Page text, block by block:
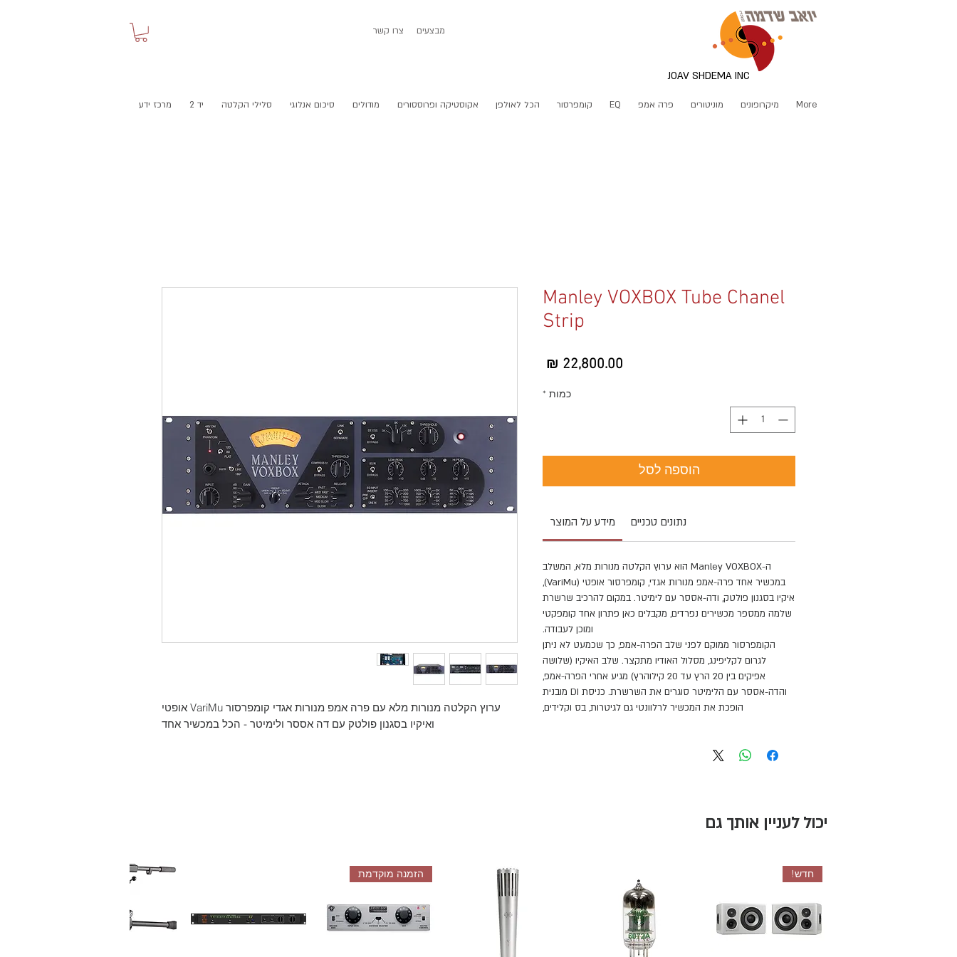
צרו קשר מבצעים
JOAV SHDEMA INC
מרכז ידע יד 2 סלילי הקלטה סיכום אנלוגי מודולים אקוסטיקה ופרוססורים הכל לאולפן קומפרסור EQ פרה אמפ מוניטורים מיקרופונים More
ערוץ הקלטה מנורות מלא עם פרה אמפ מנורות אגדי קומפרסור VariMu אופטי
ואיקיו בסגנון פולטק עם דה אססר ולימיטר - הכל במכשיר אחד
Manley VOXBOX Tube Chanel
Strip
כמות *
הוספה לסל
מידע על המוצר נתונים טכניים
ה-Manley VOXBOX הוא ערוץ הקלטה מנורות מלא, המשלב
במכשיר אחד פרה-אמפ מנורות אגדי, קומפרסור אופטי (VariMu),
איקיו בסגנון פולטק, ודה-אססר עם לימיטר. במקום להרכיב שרשרת
שלמה ממספר מכשירים נפרדים, מקבלים כאן פתרון אחד קומפקטי
ומוכן לעבודה.
הקומפרסור ממוקם לפני שלב הפרה-אמפ, כך שכמעט לא ניתן
לגרום לקליפינג, מסלול האודיו מתקצר. שלב האיקיו (שלושה
אפיקים בין 20 הרץ עד 20 קילוהרץ) מגיע אחרי הפרה-אמפ,
והדה-אססר עם הלימיטר סוגרים את השרשרת. כניסת DI מובנית
הופכת את המכשיר לרלוונטי גם לגיטרות, בס וקלידים,
יכול לעניין אותך גם
חדש! הזמנה מוקדמת